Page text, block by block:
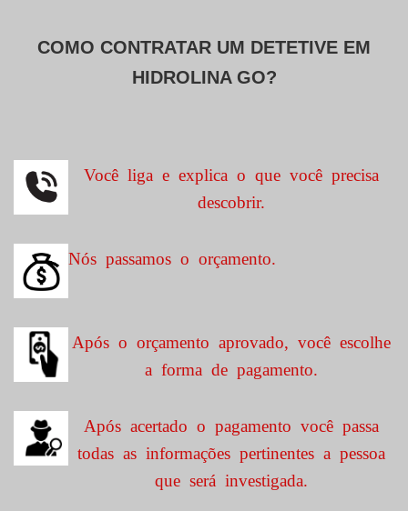
COMO CONTRATAR UM DETETIVE EM
HIDROLINA GO?
Você liga e explica o que você precisa
descobrir.
Nós passamos o orçamento.
Após o orçamento aprovado, você escolhe
a forma de pagamento.
Após acertado o pagamento você passa
todas as informações pertinentes a pessoa
que será investigada.